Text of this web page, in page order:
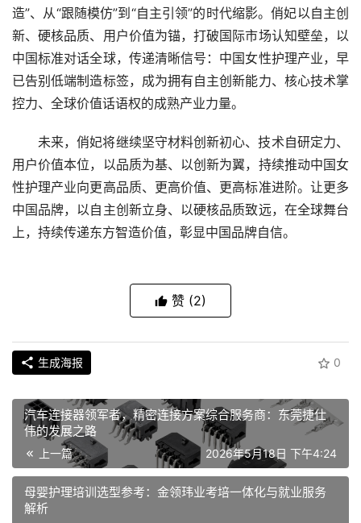
造”、从“跟随模仿”到“自主引领”的时代缩影。俏妃以自主创
新、硬核品质、用户价值为锚，打破国际市场认知壁垒，以
中国标准对话全球，传递清晰信号：中国女性护理产业，早
已告别低端制造标签，成为拥有自主创新能力、核心技术掌
控力、全球价值话语权的成熟产业力量。
未来，俏妃将继续坚守材料创新初心、技术自研定力、
用户价值本位，以品质为基、以创新为翼，持续推动中国女
性护理产业向更高品质、更高价值、更高标准进阶。让更多
中国品牌，以自主创新立身、以硬核品质致远，在全球舞台
上，持续传递东方智造价值，彰显中国品牌自信。
赞 (2)
生成海报 0
汽车连接器领军者，精密连接方案综合服务商：东莞捷仕
伟的发展之路
上一篇 2026年5月18日 下午4:24
母婴护理培训选型参考：金领玮业考培一体化与就业服务
解析